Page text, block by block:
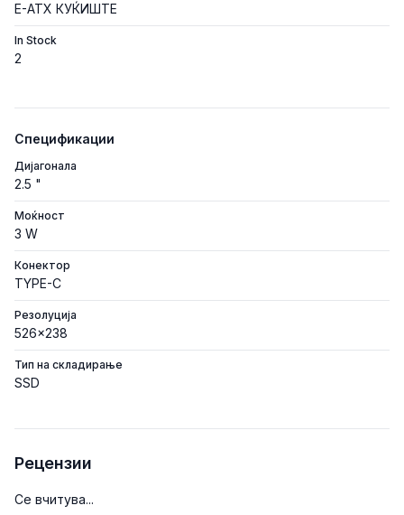
E-ATX КУЌИШТЕ
In Stock
2
Спецификации
Дијагонала
2.5 "
Моќност
3 W
Конектор
TYPE-C
Резолуција
526x238
Тип на складирање
SSD
Рецензии
Се вчитува...